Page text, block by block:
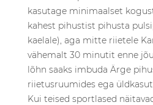
kasutage minimaalset
kahest pihustist pihusta
kaelale), aga mitte riietele
vähemalt 30 minutit enne
lõhn saaks imbuda Ärge
riietusruumides ega
Kui teised sportlased